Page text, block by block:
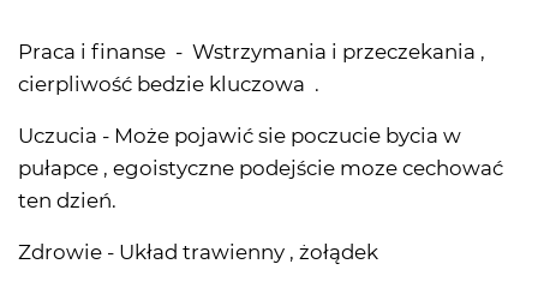
Praca i finanse - Wstrzymania i przeczekania ,
cierpliwość bedzie kluczowa .
Uczucia - Może pojawić sie poczucie bycia w
pułapce , egoistyczne podejście moze cechować
ten dzień.
Zdrowie - Układ trawienny , żołądek